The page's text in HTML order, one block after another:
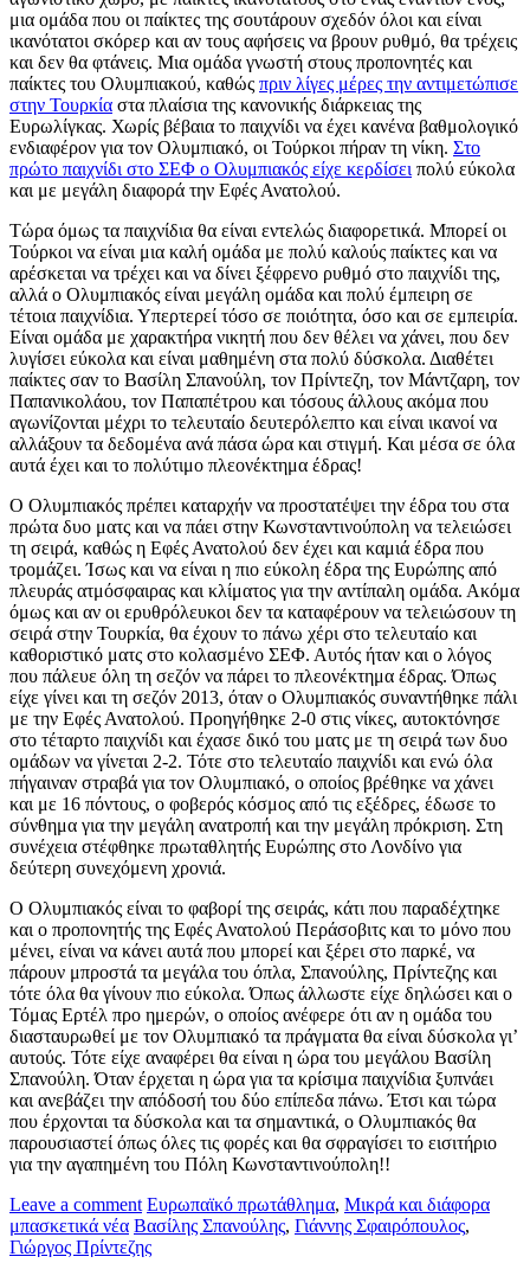
μια ομάδα που οι παίκτες της σουτάρουν σχεδόν όλοι και είναι
ικανότατοι σκόρερ και αν τους αφήσεις να βρουν ρυθμό, θα τρέχεις
και δεν θα φτάνεις. Μια ομάδα γνωστή στους προπονητές και
παίκτες του Ολυμπιακού, καθώς πριν λίγες μέρες την αντιμετώπισε
στην Τουρκία στα πλαίσια της κανονικής διάρκειας της
Ευρωλίγκας. Χωρίς βέβαια το παιχνίδι να έχει κανένα βαθμολογικό
ενδιαφέρον για τον Ολυμπιακό, οι Τούρκοι πήραν τη νίκη. Στο
πρώτο παιχνίδι στο ΣΕΦ ο Ολυμπιακός είχε κερδίσει πολύ εύκολα
και με μεγάλη διαφορά την Εφές Ανατολού.
Τώρα όμως τα παιχνίδια θα είναι εντελώς διαφορετικά. Μπορεί οι
Τούρκοι να είναι μια καλή ομάδα με πολύ καλούς παίκτες και να
αρέσκεται να τρέχει και να δίνει ξέφρενο ρυθμό στο παιχνίδι της,
αλλά ο Ολυμπιακός είναι μεγάλη ομάδα και πολύ έμπειρη σε
τέτοια παιχνίδια. Υπερτερεί τόσο σε ποιότητα, όσο και σε εμπειρία.
Είναι ομάδα με χαρακτήρα νικητή που δεν θέλει να χάνει, που δεν
λυγίσει εύκολα και είναι μαθημένη στα πολύ δύσκολα. Διαθέτει
παίκτες σαν το Βασίλη Σπανούλη, τον Πρίντεζη, τον Μάντζαρη, τον
Παπανικολάου, τον Παπαπέτρου και τόσους άλλους ακόμα που
αγωνίζονται μέχρι το τελευταίο δευτερόλεπτο και είναι ικανοί να
αλλάξουν τα δεδομένα ανά πάσα ώρα και στιγμή. Και μέσα σε όλα
αυτά έχει και το πολύτιμο πλεονέκτημα έδρας!
Ο Ολυμπιακός πρέπει καταρχήν να προστατέψει την έδρα του στα
πρώτα δυο ματς και να πάει στην Κωνσταντινούπολη να τελειώσει
τη σειρά, καθώς η Εφές Ανατολού δεν έχει και καμιά έδρα που
τρομάζει. Ίσως και να είναι η πιο εύκολη έδρα της Ευρώπης από
πλευράς ατμόσφαιρας και κλίματος για την αντίπαλη ομάδα. Ακόμα
όμως και αν οι ερυθρόλευκοι δεν τα καταφέρουν να τελειώσουν τη
σειρά στην Τουρκία, θα έχουν το πάνω χέρι στο τελευταίο και
καθοριστικό ματς στο κολασμένο ΣΕΦ. Αυτός ήταν και ο λόγος
που πάλευε όλη τη σεζόν να πάρει το πλεονέκτημα έδρας. Όπως
είχε γίνει και τη σεζόν 2013, όταν ο Ολυμπιακός συναντήθηκε πάλι
με την Εφές Ανατολού. Προηγήθηκε 2-0 στις νίκες, αυτοκτόνησε
στο τέταρτο παιχνίδι και έχασε δικό του ματς με τη σειρά των δυο
ομάδων να γίνεται 2-2. Τότε στο τελευταίο παιχνίδι και ενώ όλα
πήγαιναν στραβά για τον Ολυμπιακό, ο οποίος βρέθηκε να χάνει
και με 16 πόντους, ο φοβερός κόσμος από τις εξέδρες, έδωσε το
σύνθημα για την μεγάλη ανατροπή και την μεγάλη πρόκριση. Στη
συνέχεια στέφθηκε πρωταθλητής Ευρώπης στο Λονδίνο για
δεύτερη συνεχόμενη χρονιά.
Ο Ολυμπιακός είναι το φαβορί της σειράς, κάτι που παραδέχτηκε
και ο προπονητής της Εφές Ανατολού Περάσοβιτς και το μόνο που
μένει, είναι να κάνει αυτά που μπορεί και ξέρει στο παρκέ, να
πάρουν μπροστά τα μεγάλα του όπλα, Σπανούλης, Πρίντεζης και
τότε όλα θα γίνουν πιο εύκολα. Όπως άλλωστε είχε δηλώσει και ο
Τόμας Ερτέλ προ ημερών, ο οποίος ανέφερε ότι αν η ομάδα του
διασταυρωθεί με τον Ολυμπιακό τα πράγματα θα είναι δύσκολα γι’
αυτούς. Τότε είχε αναφέρει θα είναι η ώρα του μεγάλου Βασίλη
Σπανούλη. Όταν έρχεται η ώρα για τα κρίσιμα παιχνίδια ξυπνάει
και ανεβάζει την απόδοσή του δύο επίπεδα πάνω. Έτσι και τώρα
που έρχονται τα δύσκολα και τα σημαντικά, ο Ολυμπιακός θα
παρουσιαστεί όπως όλες τις φορές και θα σφραγίσει το εισιτήριο
για την αγαπημένη του Πόλη Κωνσταντινούπολη!!
Leave a comment Ευρωπαϊκό πρωτάθλημα, Μικρά και διάφορα
μπασκετικά νέα Βασίλης Σπανούλης, Γιάννης Σφαιρόπουλος,
Γιώργος Πρίντεζης